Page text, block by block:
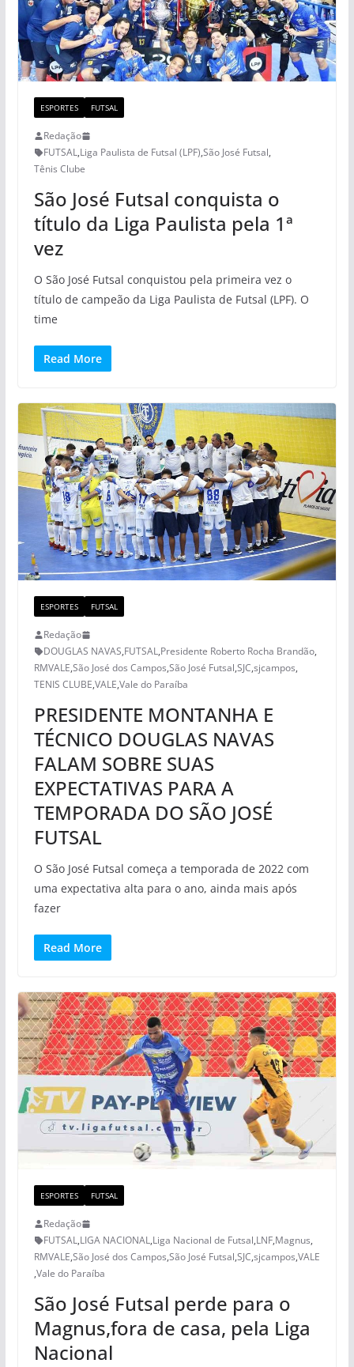
ESPORTES FUTSAL
Redação
FUTSAL,Liga Paulista de Futsal (LPF),São José Futsal,
Tênis Clube
São José Futsal conquista o
título da Liga Paulista pela 1ª
vez
O São José Futsal conquistou pela primeira vez o
título de campeão da Liga Paulista de Futsal (LPF). O
time
Read More
ESPORTES FUTSAL
Redação
DOUGLAS NAVAS,FUTSAL,Presidente Roberto Rocha Brandão,
RMVALE,São José dos Campos,São José Futsal,SJC,sjcampos,
TENIS CLUBE,VALE,Vale do Paraíba
PRESIDENTE MONTANHA E
TÉCNICO DOUGLAS NAVAS
FALAM SOBRE SUAS
EXPECTATIVAS PARA A
TEMPORADA DO SÃO JOSÉ
FUTSAL
O São José Futsal começa a temporada de 2022 com
uma expectativa alta para o ano, ainda mais após
fazer
Read More
ESPORTES FUTSAL
Redação
FUTSAL,LIGA NACIONAL,Liga Nacional de Futsal,LNF,Magnus,
RMVALE,São José dos Campos,São José Futsal,SJC,sjcampos,VALE
,Vale do Paraíba
São José Futsal perde para o
Magnus,fora de casa, pela Liga
Nacional